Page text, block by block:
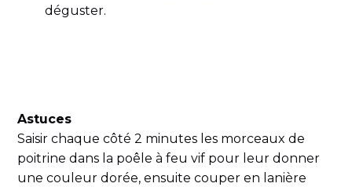
déguster.
Astuces
Saisir chaque côté 2 minutes les morceaux de
poitrine dans la poêle à feu vif pour leur donner
une couleur dorée, ensuite couper en lanière